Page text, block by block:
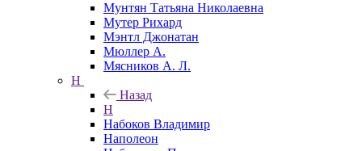
Мунтян Татьяна Николаевна
Мутер Рихард
Мэнтл Джонатан
Мюллер А.
Мясников А. Л.
Н
Назад
Н
Набоков Владимир
Наполеон